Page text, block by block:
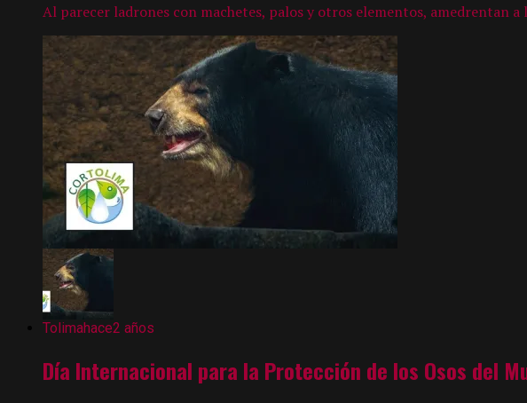
Al parecer ladrones con machetes, palos y otros elementos, amedrentan
Tolimahace2 años
Día Internacional para la Protección de los Osos del